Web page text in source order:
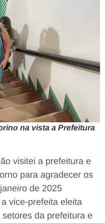
na vista a Prefeitura
visitei a prefeitura e
para agradecer os
de 2025
vice-prefeita eleita
da prefeitura e